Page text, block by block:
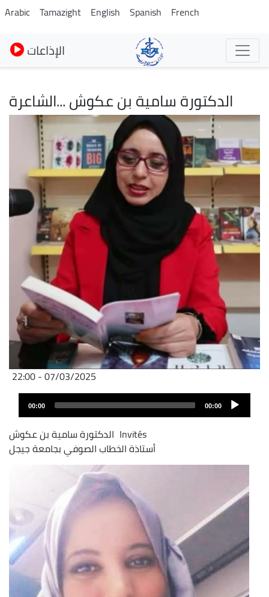
Pasar
al
contenido
principal
Arabic Tamazight English Spanish French
الإذاعات
الدكتورة سامية بن عكوش ...الشاعرة
Imagen
07/03/2025 - 22:00
00:00
00:00
Invités الدكتورة سامية بن عكوش
أستاذة الخطاب الصوفي بجامعة جيجل